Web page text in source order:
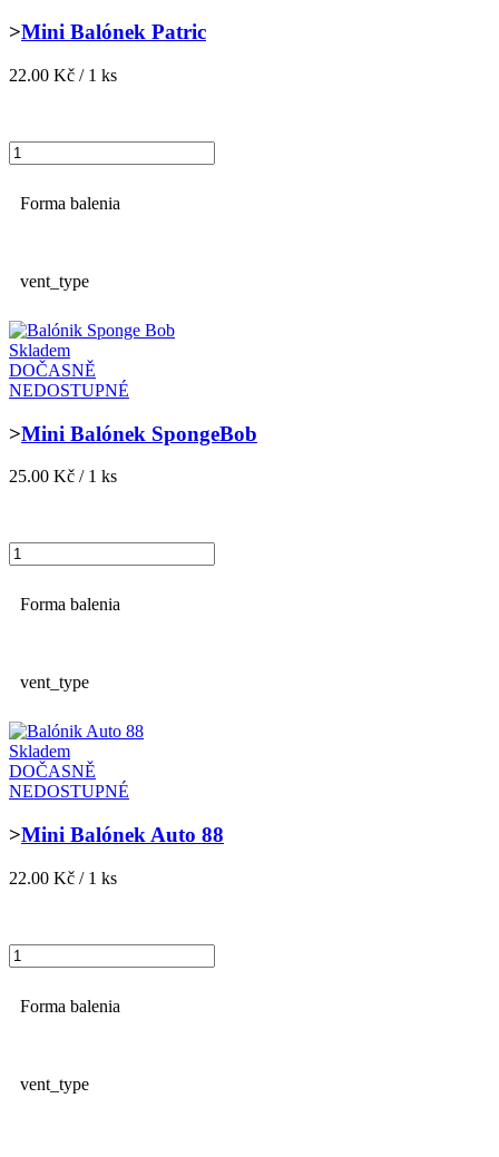
>Mini Balónek Patric
22.00 Kč / 1 ks
Forma balenia
vent_type
Skladem
DOČASNĚ
NEDOSTUPNÉ
>Mini Balónek SpongeBob
25.00 Kč / 1 ks
Forma balenia
vent_type
Skladem
DOČASNĚ
NEDOSTUPNÉ
>Mini Balónek Auto 88
22.00 Kč / 1 ks
Forma balenia
vent_type